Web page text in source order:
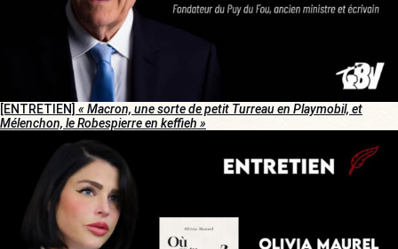
[ENTRETIEN] « Macron, une sorte de petit Turreau en Playmobil, et
Mélenchon, le Robespierre en keffieh »